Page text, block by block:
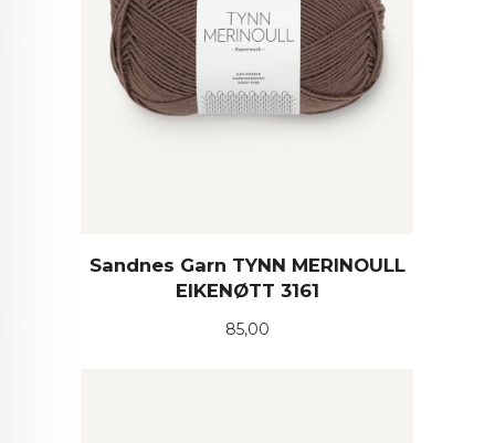
Sandnes Garn TYNN MERINOULL
EIKENØTT 3161
Pris
85,00